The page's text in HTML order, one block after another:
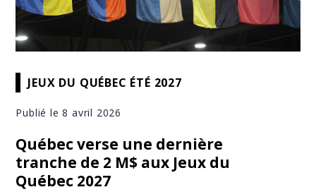
JEUX DU QUÉBEC ÉTÉ 2027
Publié le 8 avril 2026
Québec verse une dernière
tranche de 2 M$ aux Jeux du
Québec 2027